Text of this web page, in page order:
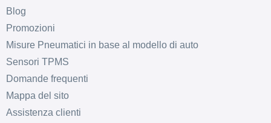
Blog
Promozioni
Misure Pneumatici in base al modello di auto
Sensori TPMS
Domande frequenti
Mappa del sito
Assistenza clienti